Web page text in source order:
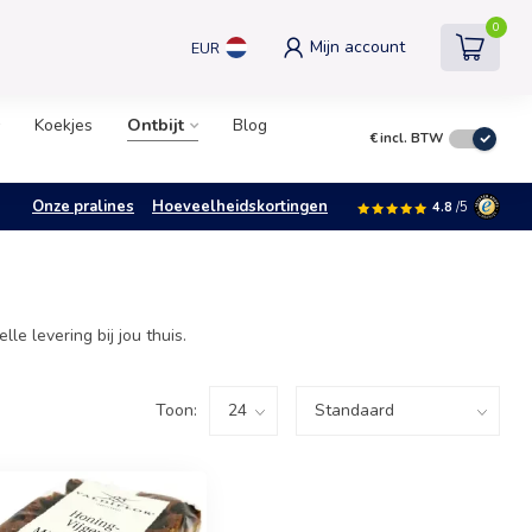
EUR Mijn account
0
Koekjes Ontbijt Blog
€incl. BTW
Onze pralines Hoeveelheidskortingen 4.8 /5
levering bij jou thuis.
Toon: